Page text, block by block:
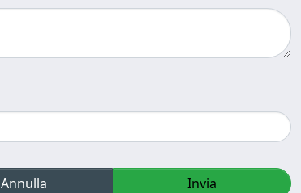
Annulla Invia